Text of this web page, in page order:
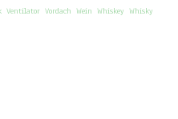
Ventilator Vordach Wein Whiskey Whisky